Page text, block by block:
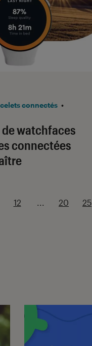
watchfaces
connectées
connectés •
12 ... 20 25